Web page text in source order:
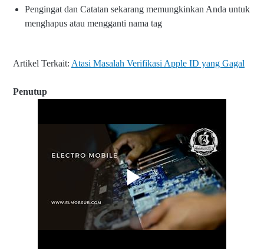
Pengingat dan Catatan sekarang memungkinkan Anda untuk
menghapus atau mengganti nama tag
Artikel Terkait: Atasi Masalah Verifikasi Apple ID yang Gagal
Penutup